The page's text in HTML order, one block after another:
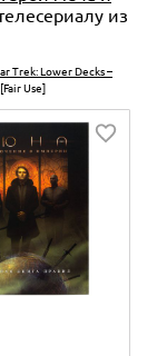
из
Trek: Lower Decks –
Use]